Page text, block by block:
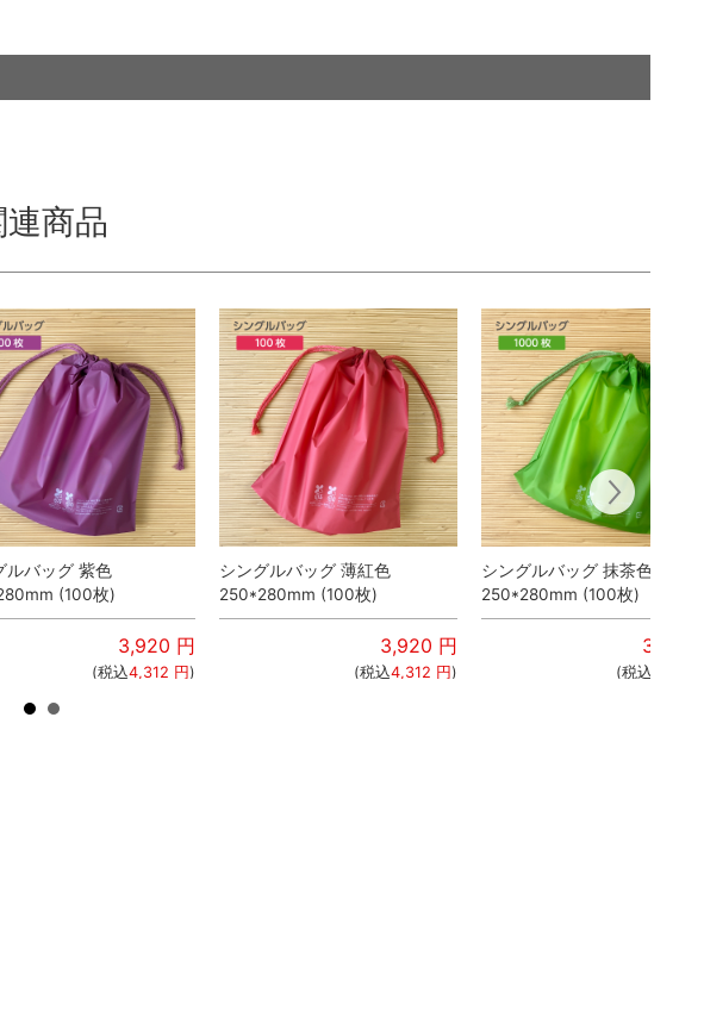
連商品
ルバッグ 紫色
(100枚)
3,920 円
(税込4,312 円)
シングルバッグ 薄紅色
250*280mm (100枚)
3,920 円
(税込4,312 円)
シングルバッグ 抹茶色
250*280mm (100枚)
3,920
(税込